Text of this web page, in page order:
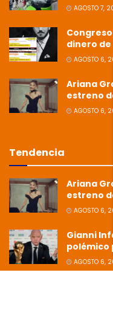
AGOSTO 7,
dinero de
AGOSTO 6,
Ariana
estreno
AGOSTO 6,
Tendencia
Ariana
estreno
AGOSTO 6,
Gianni
polémico
AGOSTO 6,